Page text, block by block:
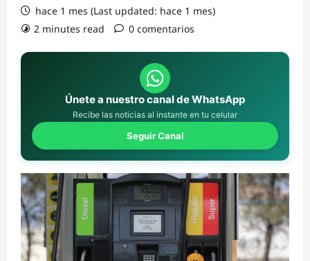
hace 1 mes (Last updated: hace 1 mes)
2 minutes read
0 comentarios
Únete a nuestro canal de WhatsApp
Recibe las noticias al instante en tu celular
Seguir Canal